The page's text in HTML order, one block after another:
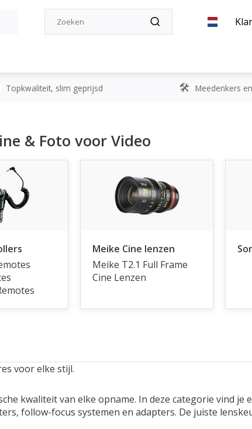
Topkwaliteit, slim geprijsd Meedenkers
& Foto voor Video
Meike Cine lenzen
Meike T2.1 Full Frame
Cine Lenzen
voor elke stijl.
kwaliteit van elke opname. In deze categorie vind
follow-focus systemen en adapters. De juiste